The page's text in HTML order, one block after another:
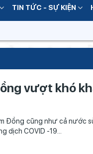
TIN TỨC - SỰ KIỆN
vượt khó
Đồng cũng như cả nước
dịch COVID -19...